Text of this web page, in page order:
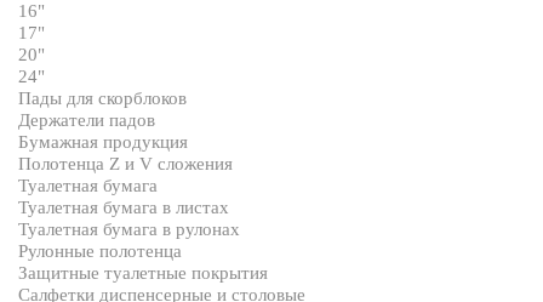
16"
17"
20"
24"
Пады для скорблоков
Держатели падов
Бумажная продукция
Полотенца Z и V сложения
Туалетная бумага
Туалетная бумага в листах
Туалетная бумага в рулонах
Рулонные полотенца
Защитные туалетные покрытия
Салфетки диспенсерные и столовые